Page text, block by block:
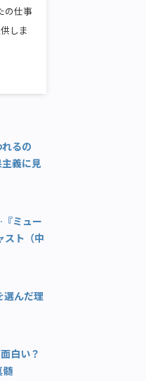
の仕事
しま
るの
義に見
ミュー
スト（中
選んだ理
白い？
髄